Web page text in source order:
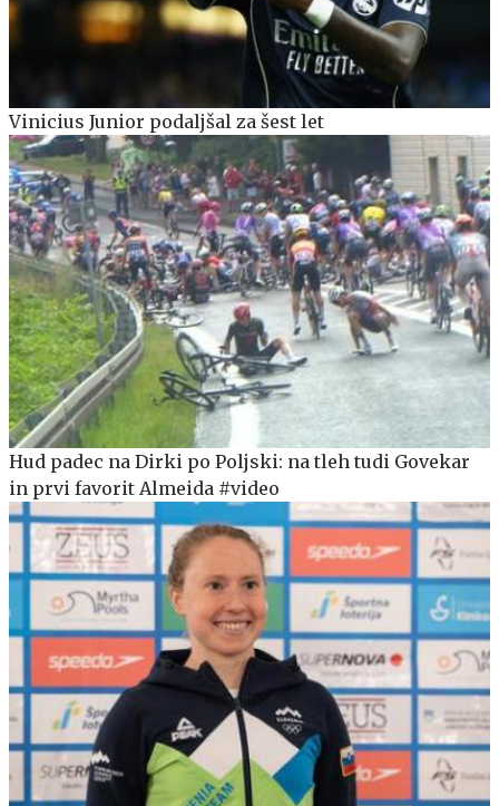
Vinicius Junior podaljšal za šest let
Hud padec na Dirki po Poljski: na tleh tudi Govekar
in prvi favorit Almeida #video